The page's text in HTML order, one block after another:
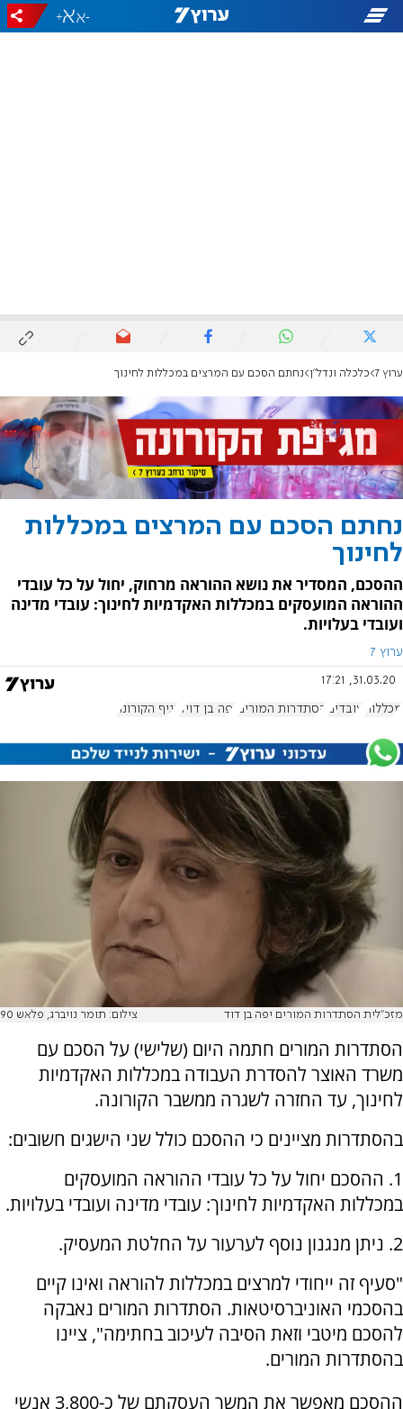
-
+
ערוץ 7 כלכלה ונדל"ן נחתם הסכם עם המרצים במכללות לחינוך
נחתם הסכם עם המרצים במכללות
לחינוך
ההסכם, המסדיר את נושא ההוראה מרחוק, יחול על כל עובדי
ההוראה המועסקים במכללות האקדמיות לחינוך: עובדי מדינה
ועובדי בעלויות.
ערוץ 7
31.03.20, 17:21
מכללות עובדים הסתדרות המורים יפה בן דויד נגיף הקורונה
מזכ"לית הסתדרות המורים יפה בן דוד צילום: תומר נויברג, פלאש 90
הסתדרות המורים חתמה היום (שלישי) על הסכם עם
משרד האוצר להסדרת העבודה במכללות האקדמיות
לחינוך, עד החזרה לשגרה ממשבר הקורונה.
בהסתדרות מציינים כי ההסכם כולל שני הישגים חשובים:
1. ההסכם יחול על כל עובדי ההוראה המועסקים
במכללות האקדמיות לחינוך: עובדי מדינה ועובדי בעלויות.
2. ניתן מנגנון נוסף לערעור על החלטת המעסיק.
"סעיף זה ייחודי למרצים במכללות להוראה ואינו קיים
בהסכמי האוניברסיטאות. הסתדרות המורים נאבקה
להסכם מיטבי וזאת הסיבה לעיכוב בחתימה", ציינו
בהסתדרות המורים.
ההסכם מאפשר את המשך העסקתם של כ-3,800 אנשי